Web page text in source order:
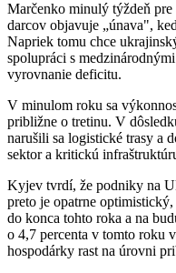
Marčenko minulý týždeň pre
darcov objavuje „únava",
Napriek tomu chce
spolupráci s
vyrovnanie deficitu.
V minulom roku sa
približne o tretinu. V
narušili sa logistické trasy a
sektor a kritickú
Kyjev tvrdí, že podniky na
preto je opatrne
do konca tohto roka a na
o 4,7 percenta v tomto roku
hospodárky rast na úrovni